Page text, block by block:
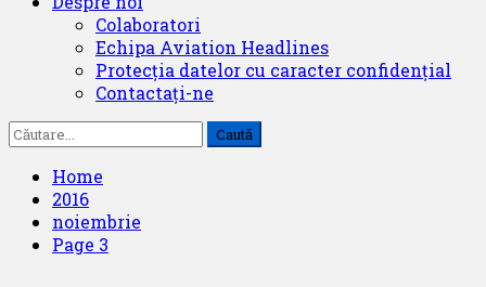
Colaboratori
Echipa Aviation Headlines
Protecția datelor cu caracter confidențial
Contactați-ne
Caută
după:
Home
2016
noiembrie
Page 3